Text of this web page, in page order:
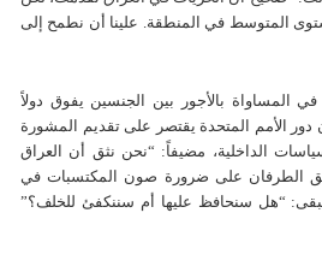
المتوسط في المنطقة. علينا أن نطمح إلى
المساواة بالأجور بين الجنسين يفوق دولاً
الأمم المتحدة يقتصر على تقديم المشورة
الداخلية، مضيفاً: “نحن نثق أن العراق
الطرفان على ضرورة صون المكتسبات في
“هل سنحافظ عليها أم سننكفئ للخلف؟”